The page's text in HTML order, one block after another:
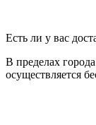
Есть ли у вас
В пределах
осуществляется